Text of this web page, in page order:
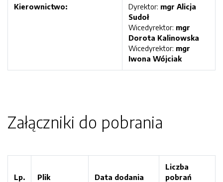
Kierownictwo: Dyrektor: mgr Alicja
Sudoł
Wicedyrektor: mgr
Dorota Kalinowska
Wicedyrektor: mgr
Iwona Wójciak
Załączniki do pobrania
Lp. Plik Data dodania
Liczba
pobrań